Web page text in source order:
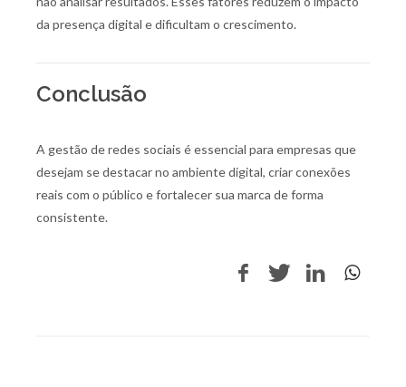
da presença digital e dificultam o crescimento.
Conclusão
A gestão de redes sociais é essencial para empresas que
desejam se destacar no ambiente digital, criar conexões
reais com o público e fortalecer sua marca de forma
consistente.